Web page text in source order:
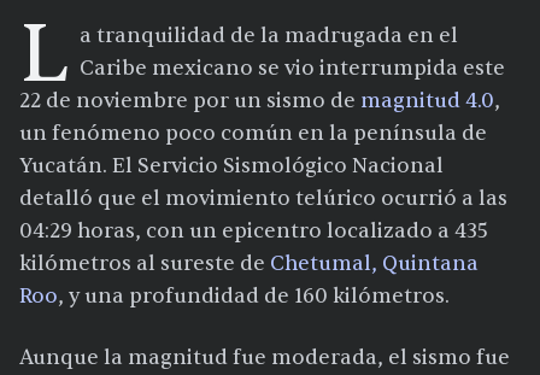
L a tranquilidad de la madrugada en el
Caribe mexicano se vio interrumpida este
22 de noviembre por un sismo de magnitud 4.0,
un fenómeno poco común en la península de
Yucatán. El Servicio Sismológico Nacional
detalló que el movimiento telúrico ocurrió a las
04:29 horas, con un epicentro localizado a 435
kilómetros al sureste de Chetumal, Quintana
Roo, y una profundidad de 160 kilómetros.
Aunque la magnitud fue moderada, el sismo fue